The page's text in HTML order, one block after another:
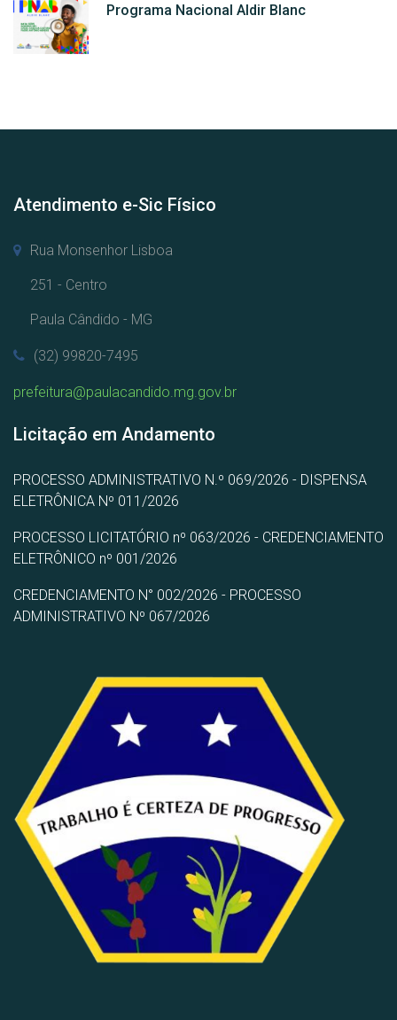
Programa Nacional Aldir Blanc
Atendimento e-Sic Físico
Rua Monsenhor Lisboa
251 - Centro
Paula Cândido - MG
(32) 99820-7495
prefeitura@paulacandido.mg.gov.br
Licitação em Andamento
PROCESSO ADMINISTRATIVO N.º 069/2026 - DISPENSA
ELETRÔNICA Nº 011/2026
PROCESSO LICITATÓRIO nº 063/2026 - CREDENCIAMENTO
ELETRÔNICO nº 001/2026
CREDENCIAMENTO N° 002/2026 - PROCESSO
ADMINISTRATIVO Nº 067/2026